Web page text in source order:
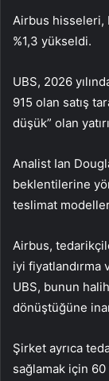
Airbus hisseleri,
%1,3 yükseldi.
UBS, 2026
915 olan satış
düşük” olan
Analist Ian
beklentilerine
teslimat
Airbus,
iyi fiyatlandırma
UBS, bunun
dönüştüğüne
Şirket ayrıca
sağlamak için